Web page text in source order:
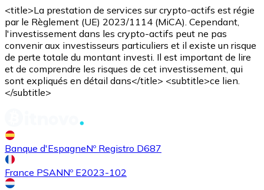
AVAX
Acheter
SHIB
<title>La prestation de services sur crypto-actifs est régie
par le Règlement (UE) 2023/1114 (MiCA). Cependant,
l'investissement dans les crypto-actifs peut ne pas
convenir aux investisseurs particuliers et il existe un risque
de perte totale du montant investi. Il est important de lire
et de comprendre les risques de cet investissement, qui
sont expliqués en détail dans</title> <subtitle>ce lien.
</subtitle>
Banque d'EspagneNº Registro D687
France PSANNº E2023-102